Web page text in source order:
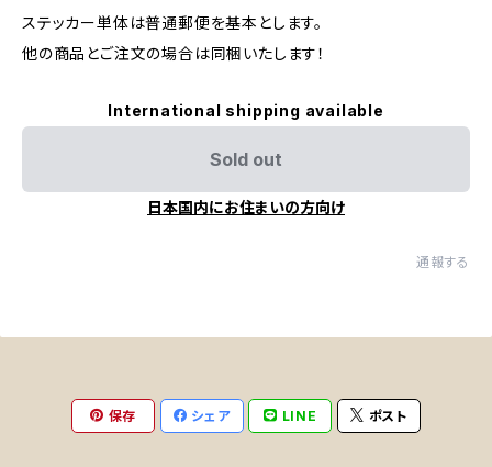
ステッカー単体は普通郵便を基本とします。
他の商品とご注文の場合は同梱いたします！
International shipping available
Sold out
日本国内にお住まいの方向け
通報する
保存 シェア LINE ポスト